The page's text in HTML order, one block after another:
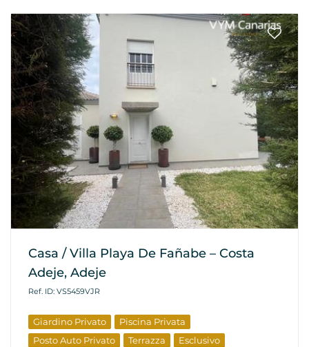
Casa / Villa Playa De Fañabe – Costa
Adeje, Adeje
Ref. ID: VS5459VJR
Giardino Privato
Piscina Privata
Posto Auto Privato
Terrazza
Esclusivo